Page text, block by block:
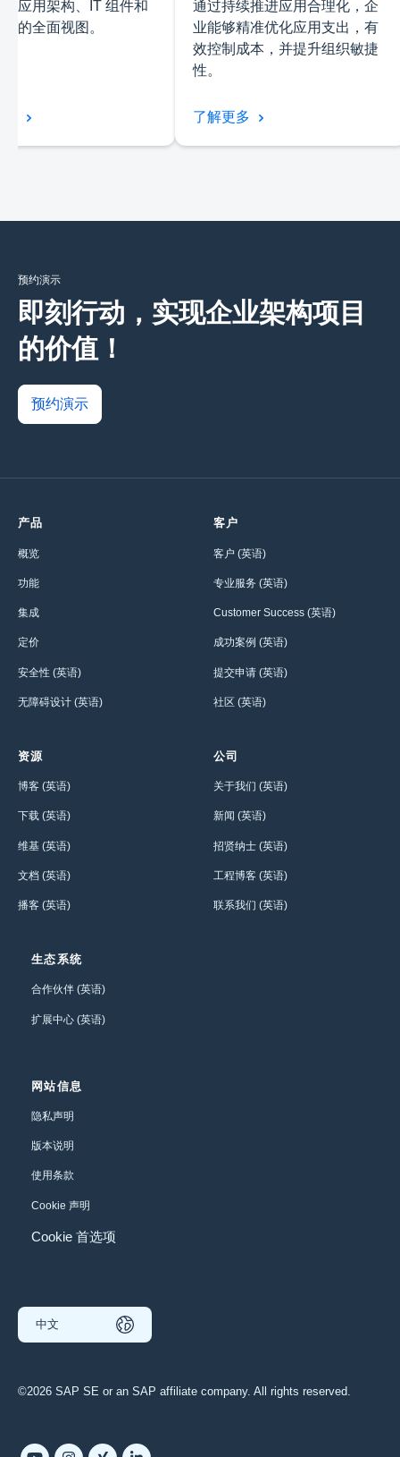
业应用架构、IT 组件和
的全面视图。
通过持续推进应用合理化，企
业能够精准优化应用支出，有
效控制成本，并提升组织敏捷
性。
了解更多
预约演示
即刻行动，实现企业架构项目
的价值！
预约演示
产品
概览
功能
集成
定价
安全性 (英语)
无障碍设计 (英语)
客户
客户 (英语)
专业服务 (英语)
Customer Success (英语)
成功案例 (英语)
提交申请 (英语)
社区 (英语)
资源
博客 (英语)
下载 (英语)
维基 (英语)
文档 (英语)
播客 (英语)
公司
关于我们 (英语)
新闻 (英语)
招贤纳士 (英语)
工程博客 (英语)
联系我们 (英语)
生态系统
合作伙伴 (英语)
扩展中心 (英语)
网站信息
隐私声明
版本说明
使用条款
Cookie 声明
Cookie 首选项
中文
©2026 SAP SE or an SAP affiliate company. All rights reserved.